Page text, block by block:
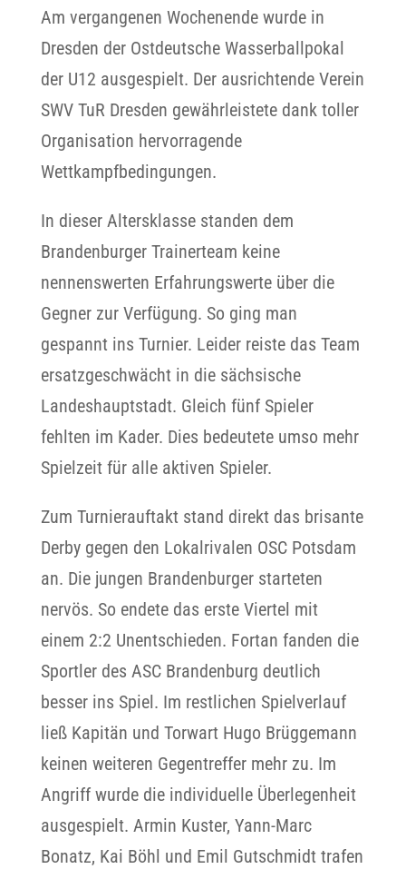
Am vergangenen Wochenende wurde in
Dresden der Ostdeutsche Wasserballpokal
der U12 ausgespielt. Der ausrichtende Verein
SWV TuR Dresden gewährleistete dank toller
Organisation hervorragende
Wettkampfbedingungen.
In dieser Altersklasse standen dem
Brandenburger Trainerteam keine
nennenswerten Erfahrungswerte über die
Gegner zur Verfügung. So ging man
gespannt ins Turnier. Leider reiste das Team
ersatzgeschwächt in die sächsische
Landeshauptstadt. Gleich fünf Spieler
fehlten im Kader. Dies bedeutete umso mehr
Spielzeit für alle aktiven Spieler.
Zum Turnierauftakt stand direkt das brisante
Derby gegen den Lokalrivalen OSC Potsdam
an. Die jungen Brandenburger starteten
nervös. So endete das erste Viertel mit
einem 2:2 Unentschieden. Fortan fanden die
Sportler des ASC Brandenburg deutlich
besser ins Spiel. Im restlichen Spielverlauf
ließ Kapitän und Torwart Hugo Brüggemann
keinen weiteren Gegentreffer mehr zu. Im
Angriff wurde die individuelle Überlegenheit
ausgespielt. Armin Kuster, Yann-Marc
Bonatz, Kai Böhl und Emil Gutschmidt trafen